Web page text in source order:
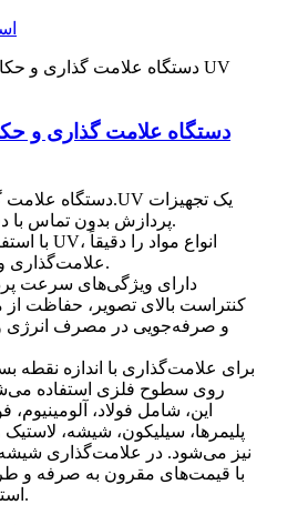
دستگاه علامت گذاری و
پردازش بدون تماس با دقت بالا است.
علامت‌گذاری و حکاکی کنید.
کنتراست بالای تصویر، حفاظت
و صرفه‌جویی در مصرف انرژی و
روی سطوح فلزی استفاده
این، شامل فولاد، آلومینیوم،
پلیمرها، سیلیکون، شیشه، لاستیک
نیز می‌شود. در علامت‌گذاری شیشه
با قیمت‌های مقرون به صرفه و
استفاده می‌شود.